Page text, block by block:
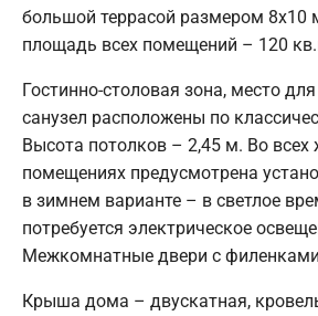
большой террасой размером 8х10
площадь всех помещений – 120
Гостинно-столовая зона, место
санузел расположены по
Высота потолков – 2,45 м. Во
помещениях предусмотрена
в зимнем варианте – в светлое
потребуется электрическое
Межкомнатные двери с
Крыша дома – двускатная,